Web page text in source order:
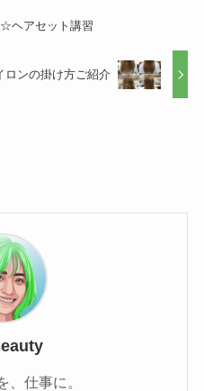
ヘアセット講習
ンの掛け方ご紹介
、仕事に。